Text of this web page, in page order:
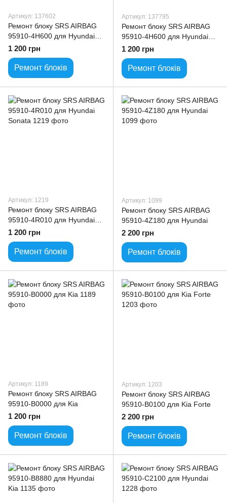
Артикул: 137602
Ремонт блоку SRS AIRBAG
95910-4H600 для Hyundai
H1
1 200 грн
Ремонт блоків
Артикул: 137795
Ремонт блоку SRS AIRBAG
95910-4H600 для Hyundai
Starex
1 200 грн
Ремонт блоків
Артикул: 1219
Ремонт блоку SRS AIRBAG
95910-4R010 для Hyundai
Sonata
1 200 грн
Ремонт блоків
Артикул: 1099
Ремонт блоку SRS AIRBAG
95910-4Z180 для Hyundai
2 200 грн
Ремонт блоків
Артикул: 1189
Ремонт блоку SRS AIRBAG
95910-B0000 для Kia
1 200 грн
Ремонт блоків
Артикул: 1203
Ремонт блоку SRS AIRBAG
95910-B0100 для Kia Forte
2 200 грн
Ремонт блоків